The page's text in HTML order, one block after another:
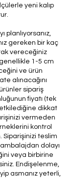
yeni kalıp
planlıyorsanız,
gereken bir kaç
vereceğiniz
1-5 cm
ve ürün
alınacağını
sipariş
fiyatı (tek
etkilediğine dikkat
vermeden
kontrol
Siparişinizi teslim
dolayı
veya birbirine
Endişelenme,
asmanız yeterli,